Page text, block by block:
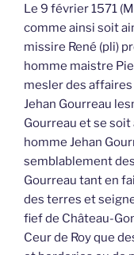
Le 9 février 1571
comme ainsi soit
missire René (pli)
homme maistre
mesler des
Jehan Gourreau
Gourreau et se
homme Jehan
semblablement
Gourreau tant en
des terres et
fief de Château-
Ceur de Roy que